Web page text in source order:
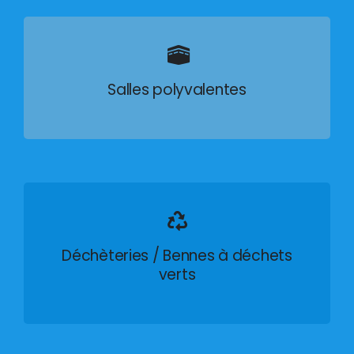
Salles polyvalentes
Déchèteries / Bennes à déchets
verts